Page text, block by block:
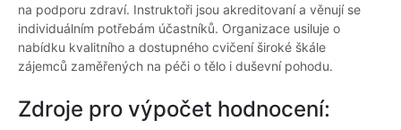
na podporu zdraví. Instruktoři jsou akreditovaní a věnují se
individuálním potřebám účastníků. Organizace usiluje o
nabídku kvalitního a dostupného cvičení široké škále
zájemců zaměřených na péči o tělo i duševní pohodu.
Zdroje pro výpočet hodnocení: